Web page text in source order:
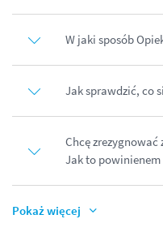
W jaki sposób
Jak sprawdzić, co
Chcę zrezygnować
Jak to powinienem
Pokaż więcej